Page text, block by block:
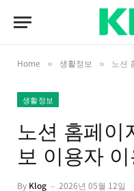
Home » 생활정보 » 노션
생활정보
노션 홈페이
보 이용자
By Klog 2026년 05월 12일